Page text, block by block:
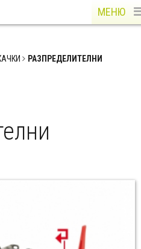
МЕНЮ
РАЗПРЕДЕЛИТЕЛНИ